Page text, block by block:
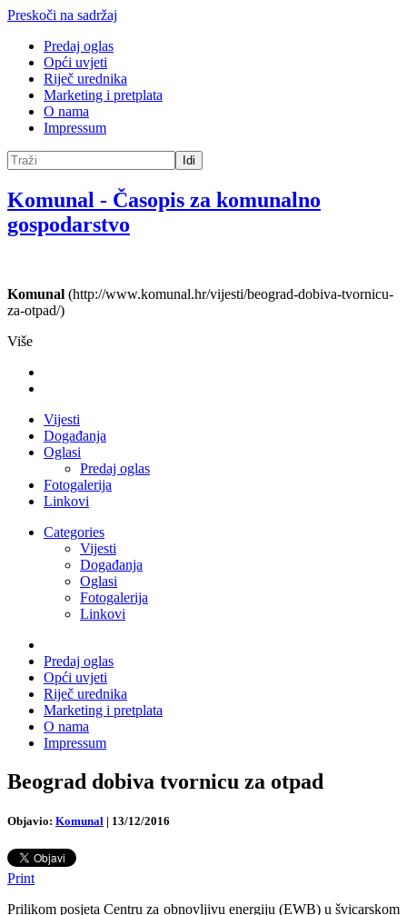
Preskoči na sadržaj
Predaj oglas
Opći uvjeti
Riječ urednika
Marketing i pretplata
O nama
Impressum
Idi
Komunal - Časopis za komunalno
gospodarstvo
Komunal (http://www.komunal.hr/vijesti/beograd-dobiva-tvornicu-
za-otpad/)
Više
Vijesti
Događanja
Oglasi
Predaj oglas
Fotogalerija
Linkovi
Categories
Vijesti
Događanja
Oglasi
Fotogalerija
Linkovi
Predaj oglas
Opći uvjeti
Riječ urednika
Marketing i pretplata
O nama
Impressum
Beograd dobiva tvornicu za otpad
Objavio: Komunal | 13/12/2016
Print
Prilikom posjeta Centru za obnovljivu energiju (EWB) u švicarskom